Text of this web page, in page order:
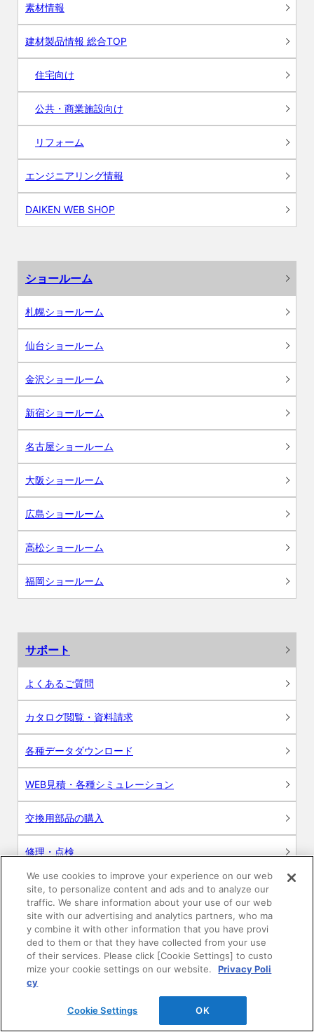
素材情報
建材製品情報 総合TOP
住宅向け
公共・商業施設向け
リフォーム
エンジニアリング情報
DAIKEN WEB SHOP
ショールーム
札幌ショールーム
仙台ショールーム
金沢ショールーム
新宿ショールーム
名古屋ショールーム
大阪ショールーム
広島ショールーム
高松ショールーム
福岡ショールーム
サポート
よくあるご質問
カタログ閲覧・資料請求
各種データダウンロード
WEB見積・各種シミュレーション
交換用部品の購入
修理・点検
お問い合わせ
ログイン
建築・設計関係者様向けサイト
ユーザー登録サービス
WEB見積システム
We use cookies to improve your experience on our web
site, to personalize content and ads and to analyze our
traffic. We share information about your use of our web
site with our advertising and analytics partners, who ma
y combine it with other information that you have provi
ded to them or that they have collected from your use
of their services. Please click [Cookie Settings] to custo
mize your cookie settings on our website.
Privacy Poli
cy
Cookie Settings OK